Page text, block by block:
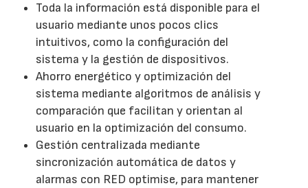
Toda la información está disponible para el
usuario mediante unos pocos clics
intuitivos, como la configuración del
sistema y la gestión de dispositivos.
Ahorro energético y optimización del
sistema mediante algoritmos de análisis y
comparación que facilitan y orientan al
usuario en la optimización del consumo.
Gestión centralizada mediante
sincronización automática de datos y
alarmas con RED optimise, para mantener